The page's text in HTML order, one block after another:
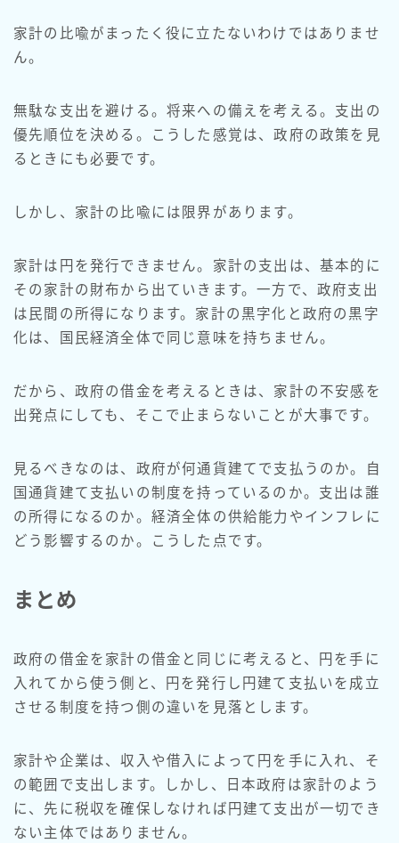
家計の比喩がまったく役に立たないわけではありませ
ん。
無駄な支出を避ける。将来への備えを考える。支出の
優先順位を決める。こうした感覚は、政府の政策を見
るときにも必要です。
しかし、家計の比喩には限界があります。
家計は円を発行できません。家計の支出は、基本的に
その家計の財布から出ていきます。一方で、政府支出
は民間の所得になります。家計の黒字化と政府の黒字
化は、国民経済全体で同じ意味を持ちません。
だから、政府の借金を考えるときは、家計の不安感を
出発点にしても、そこで止まらないことが大事です。
見るべきなのは、政府が何通貨建てで支払うのか。自
国通貨建て支払いの制度を持っているのか。支出は誰
の所得になるのか。経済全体の供給能力やインフレに
どう影響するのか。こうした点です。
まとめ
政府の借金を家計の借金と同じに考えると、円を手に
入れてから使う側と、円を発行し円建て支払いを成立
させる制度を持つ側の違いを見落とします。
家計や企業は、収入や借入によって円を手に入れ、そ
の範囲で支出します。しかし、日本政府は家計のよう
に、先に税収を確保しなければ円建て支出が一切でき
ない主体ではありません。